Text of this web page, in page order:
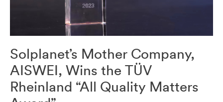
Solplanet’s Mother Company,
AISWEI, Wins the TÜV
Rheinland “All Quality Matters